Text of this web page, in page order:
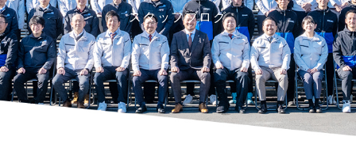
スタッフブログ